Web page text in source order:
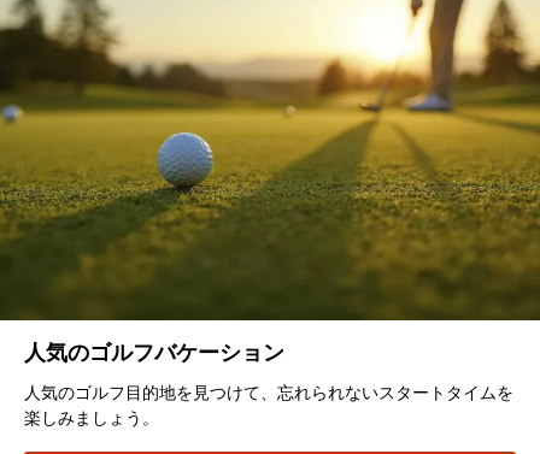
人気のゴルフバケーション
人気のゴルフ目的地を見つけて、忘れられないスタートタイムを
楽しみましょう。